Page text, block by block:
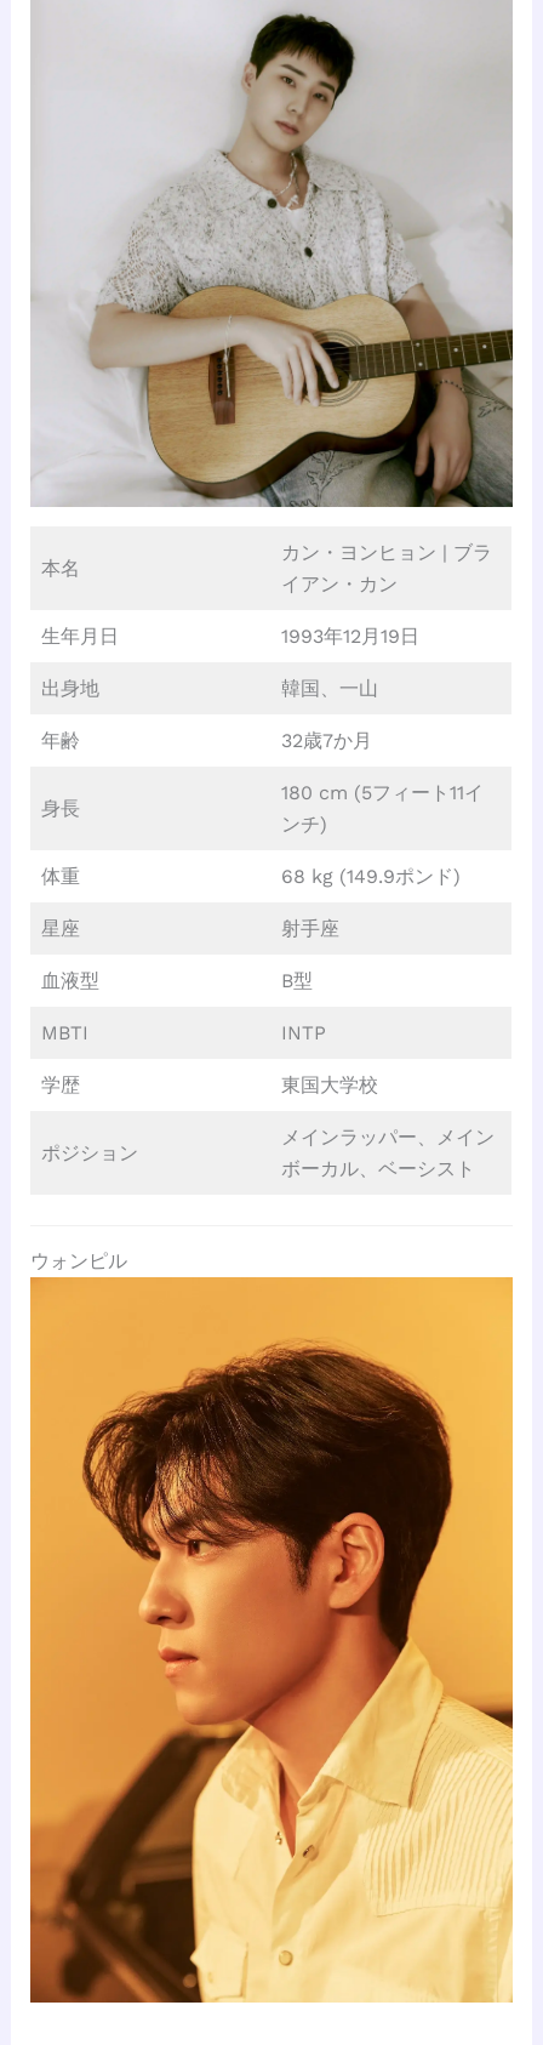
本名
カン・ヨンヒョン | ブラ
イアン・カン
生年月日 1993年12月19日
出身地 韓国、一山
年齢 32歳7か月
身長
180 cm (5フィート11イ
ンチ)
体重 68 kg (149.9ポンド)
星座 射手座
血液型 B型
MBTI INTP
学歴 東国大学校
ポジション
メインラッパー、メイン
ボーカル、ベーシスト
ウォンピル